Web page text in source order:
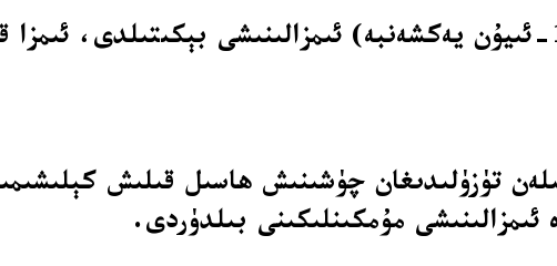
ترامپ: «كېلىشىمنىڭ ئەتە (14-ئىيۇن يەكشەنبە) ئىمزالىنىشى
تۈزۈلىدىغان چۈشىنىش ھاسىل قىلىش
مۇمكىنلىكىنى بىلدۈردى.